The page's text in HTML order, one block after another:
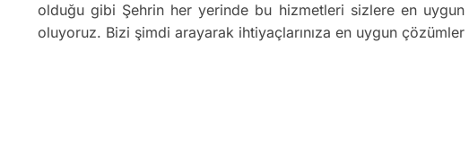
olduğu gibi Şehrin her yerinde bu hizmetleri sizlere en uygun
oluyoruz. Bizi şimdi arayarak ihtiyaçlarınıza en uygun